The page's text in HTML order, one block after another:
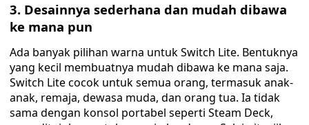
3. Desainnya sederhana dan mudah dibawa
ke mana pun
Ada banyak pilihan warna untuk Switch Lite. Bentuknya
yang kecil membuatnya mudah dibawa ke mana saja.
Switch Lite cocok untuk semua orang, termasuk anak-
anak, remaja, dewasa muda, dan orang tua. Ia tidak
sama dengan konsol portabel seperti Steam Deck,